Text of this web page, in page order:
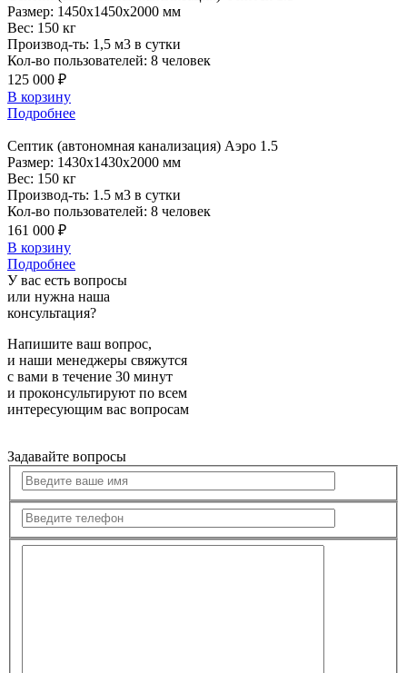
Размер: 1450x1450x2000 мм
Вес: 150 кг
Производ-ть: 1,5 м3 в сутки
Кол-во пользователей: 8 человек
125 000 ₽
В корзину
Подробнее
Септик (автономная канализация) Аэро 1.5
Размер: 1430x1430x2000 мм
Вес: 150 кг
Производ-ть: 1.5 м3 в сутки
Кол-во пользователей: 8 человек
161 000 ₽
В корзину
Подробнее
У вас есть вопросы
или нужна наша
консультация?
Напишите ваш вопрос,
и наши менеджеры свяжутся
с вами в течение 30 минут
и проконсультируют по всем
интересующим вас вопросам
Задавайте вопросы